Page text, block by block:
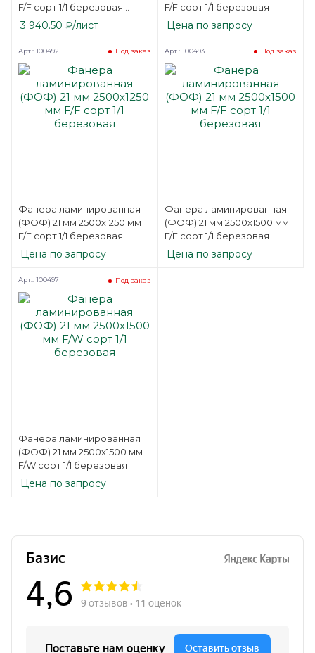
F/F сорт 1/1 березовая
SVEZA-DECK
3 940.50 ₽/лист
F/F сорт 1/1 березовая
Цена по запросу
Фанера ламинированная
(ФОФ) 21 мм 2500х1250 мм
F/F сорт 1/1 березовая
Под заказ
Арт.: 100492
Цена по запросу
Фанера ламинированная
(ФОФ) 21 мм 2500х1500 мм
F/F сорт 1/1 березовая
Под заказ
Арт.: 100493
Цена по запросу
Фанера ламинированная
(ФОФ) 21 мм 2500х1500 мм
F/W сорт 1/1 березовая
Под заказ
Арт.: 100497
Цена по запросу